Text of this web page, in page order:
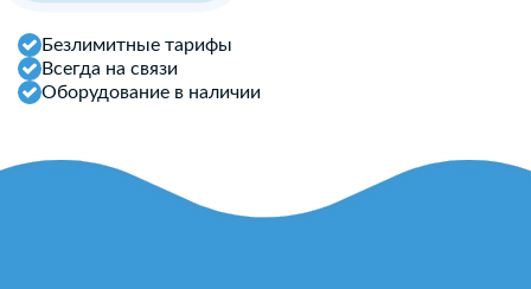
Безлимитные тарифы
Всегда на связи
Оборудование в наличии